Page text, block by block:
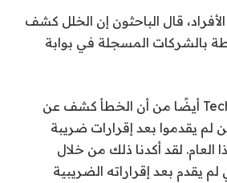
الأفراد، قال الباحثون إن الخلل كشف
بالشركات المسجلة في بوابة
كما تحققت TechCrunch أيضًا من أن الخطأ كشف عن
لم يقدموا بعد إقرارات ضريبة
العام. لقد أكدنا ذلك من خلال
يقدم بعد إقراراته الضريبية